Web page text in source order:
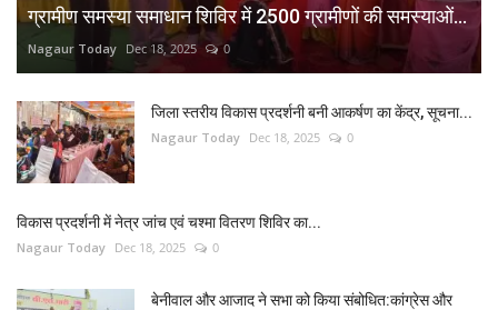
ग्रामीण समस्या समाधान शिविर में 2500 ग्रामीणों की समस्याओं...
Nagaur Today Dec 18, 2025 0
जिला स्तरीय विकास प्रदर्शनी बनी आकर्षण का केंद्र, सूचना...
Nagaur Today Dec 18, 2025 0
विकास प्रदर्शनी में नेत्र जांच एवं चश्मा वितरण शिविर का...
Nagaur Today Dec 18, 2025 0
बेनीवाल और आजाद ने सभा को किया संबोधित:कांग्रेस और